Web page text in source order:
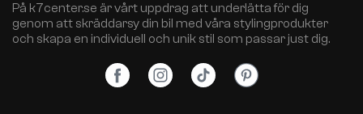
På k7center.se är vårt uppdrag att underlätta för dig
genom att skräddarsy din bil med våra stylingprodukter
och skapa en individuell och unik stil som passar just dig.